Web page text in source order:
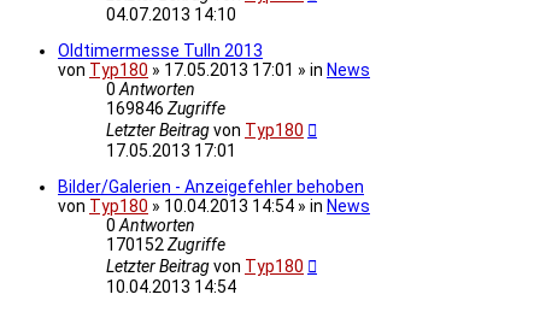
04.07.2013 14:10
Oldtimermesse Tulln 2013
von Typ180 » 17.05.2013 17:01 » in News
0Antworten
169846 Zugriffe
Letzter Beitragvon Typ180
17.05.2013 17:01
Bilder/Galerien - Anzeigefehler behoben
von Typ180 » 10.04.2013 14:54 » in News
0Antworten
170152Zugriffe
Letzter Beitragvon Typ180
10.04.2013 14:54